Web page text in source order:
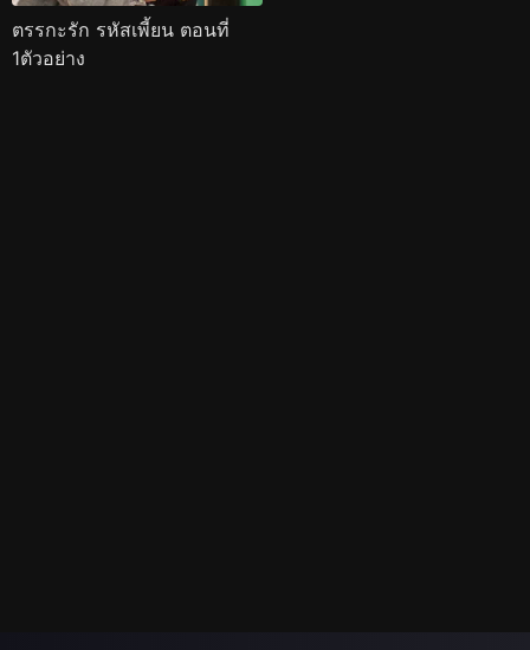
ตรรกะรัก รหัสเพี้ยน ตอนที่
1ตัวอย่าง